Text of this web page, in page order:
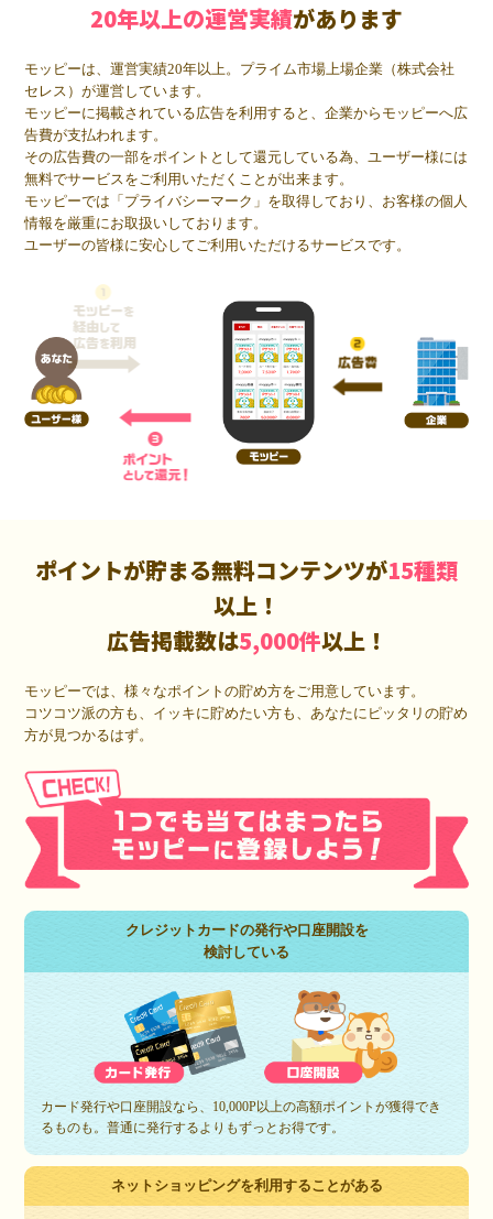
20年以上の運営実績があります
モッピーは、運営実績20年以上。プライム市場上場企業（株式会社
セレス）が運営しています。
モッピーに掲載されている広告を利用すると、企業からモッピーへ広
告費が支払われます。
その広告費の一部をポイントとして還元している為、ユーザー様には
無料でサービスをご利用いただくことが出来ます。
モッピーでは「プライバシーマーク」を取得しており、お客様の個人
情報を厳重にお取扱いしております。
ユーザーの皆様に安心してご利用いただけるサービスです。
ポイントが貯まる無料コンテンツが15種類
以上！
広告掲載数は5,000件以上！
モッピーでは、様々なポイントの貯め方をご用意しています。
コツコツ派の方も、イッキに貯めたい方も、あなたにピッタリの貯め
方が見つかるはず。
クレジットカードの発行や口座開設を
検討している
カード発行や口座開設なら、10,000P以上の高額ポイントが獲得でき
るものも。普通に発行するよりもずっとお得です。
ネットショッピングを利用することがある